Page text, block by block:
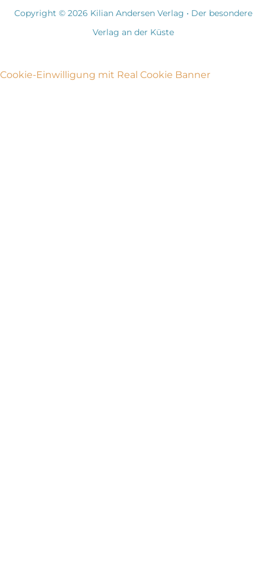
Copyright © 2026 Kilian Andersen Verlag • Der besondere
Verlag an der Küste
Cookie-Einwilligung mit Real Cookie Banner